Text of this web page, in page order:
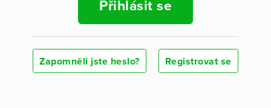
Přihlásit se
Zapomněli jste heslo? Registrovat se